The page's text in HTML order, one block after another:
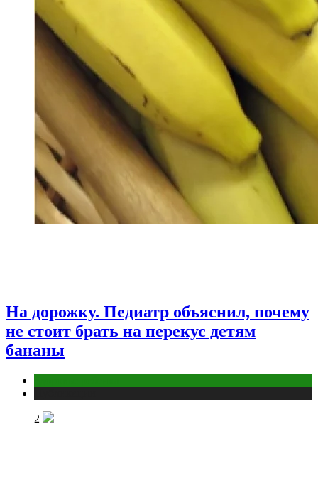
На дорожку. Педиатр объяснил, почему
не стоит брать на перекус детям
бананы
2